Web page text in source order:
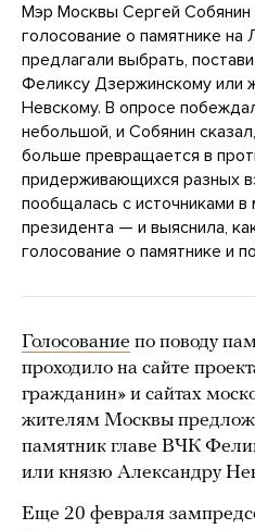
Мэр Москвы Сергей Собянин
голосование о памятнике
предлагали выбрать,
Феликсу Дзержинскому или
Невскому. В опросе
небольшой, и Собянин
больше превращается в
придерживающихся разных
пообщалась с источниками в
президента — и выяснила,
голосование о памятнике и
Голосование по поводу
проходило на сайте
гражданин» и сайтах
жителям Москвы
памятник главе ВЧК
или князю Александру
Еще 20 февраля